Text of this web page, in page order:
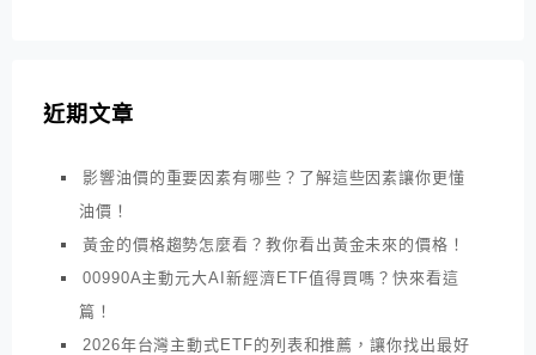
近期文章
影響油價的重要因素有哪些？了解這些因素讓你更懂
油價！
黃金的價格趨勢怎麼看？教你看出黃金未來的價格！
00990A主動元大AI新經濟ETF值得買嗎？快來看這
篇！
2026年台灣主動式ETF的列表和推薦，讓你找出最好